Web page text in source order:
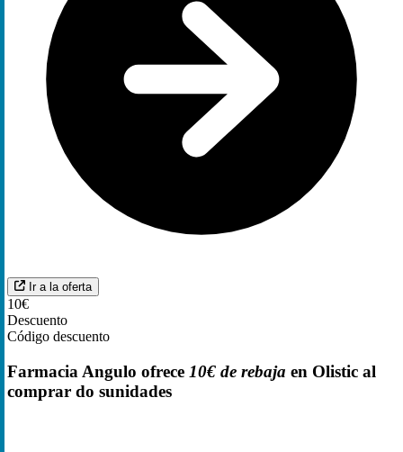
Ir a la oferta
10€
Descuento
Código descuento
Farmacia Angulo ofrece 10€ de rebaja en Olistic al
comprar do sunidades